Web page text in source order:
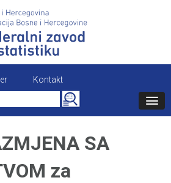
Kontakt
Search
for:
SA
za